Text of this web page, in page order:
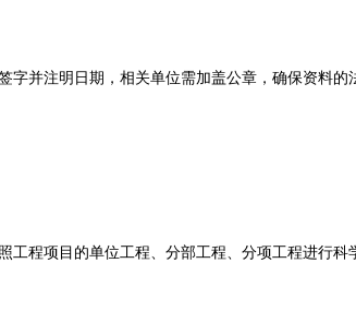
并注明日期，相关单位需加盖公章，确保资料的
工程项目的单位工程、分部工程、分项工程进行